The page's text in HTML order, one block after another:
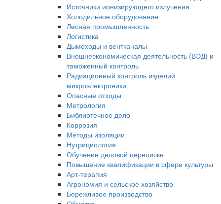
Источники ионизирующего излучения
Холодильное оборудование
Лесная промышленность
Логистика
Дымоходы и вентканалы
Внешнеэкономическая деятельность (ВЭД) и
таможенный контроль
Радиационный контроль изделий
микроэлектроники
Опасные отходы
Метрология
Библиотечное дело
Коррозия
Методы изоляции
Нутрициология
Обучение деловой переписке
Повышение квалификации в сфере культуры
Арт-терапия
Агрономия и сельское хозяйство
Бережливое производство